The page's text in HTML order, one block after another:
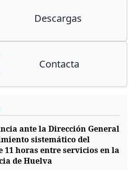
Descargas
Contacta
ante la Dirección General
sistemático del
11 horas entre servicios en la
de Huelva